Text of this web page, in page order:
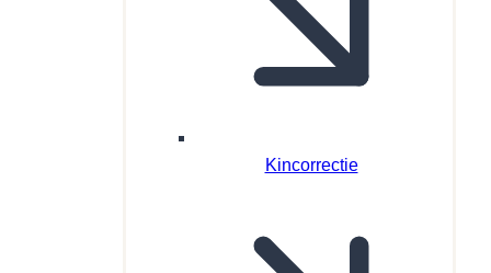
Kincorrectie